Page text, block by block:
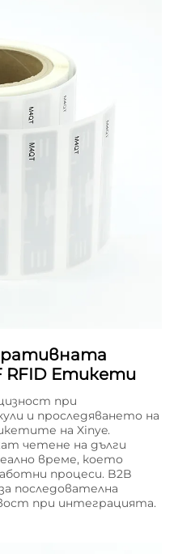
RFID Етикети
при
и проследяването на
на Xinye.
четене на дълги
време, което
процеси. B2B
последователна
при интеграцията.